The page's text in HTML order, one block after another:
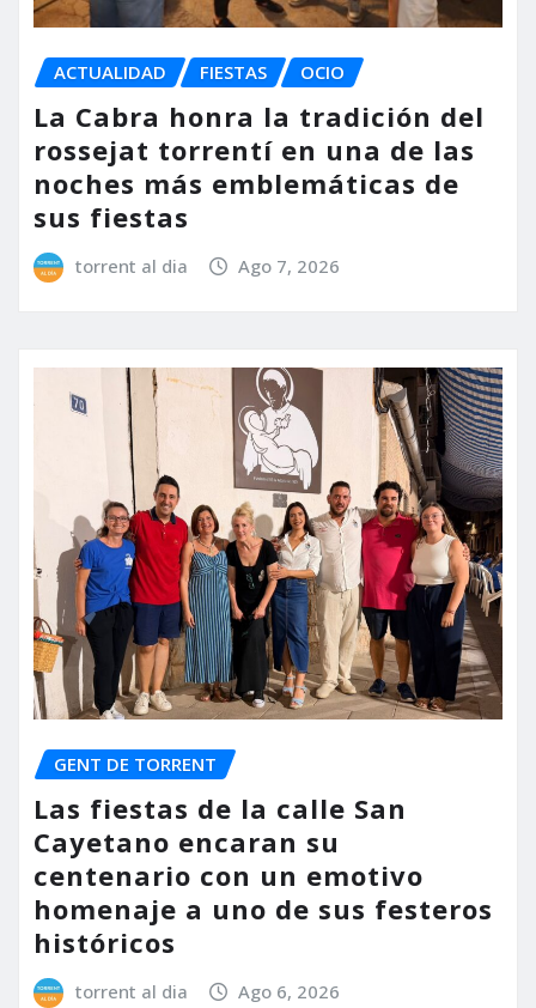
ACTUALIDAD FIESTAS OCIO
La Cabra honra la tradición del
rossejat torrentí en una de las
noches más emblemáticas de
sus fiestas
torrent al dia Ago 7, 2026
GENT DE TORRENT
Las fiestas de la calle San
Cayetano encaran su
centenario con un emotivo
homenaje a uno de sus festeros
históricos
torrent al dia Ago 6, 2026